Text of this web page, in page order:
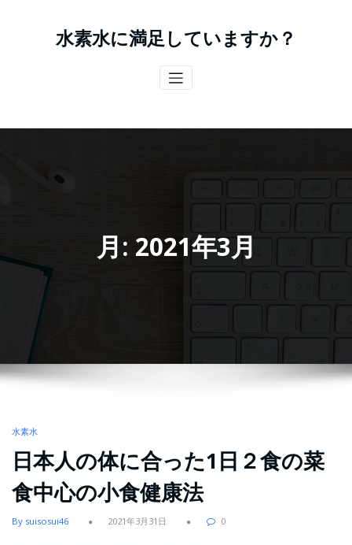
キ
水素水に満足していますか？
月: 2021年3月
水素水
日本人の体に合った1日２食の菜
食中心の小食健康法
By suisosui46 2021年3月31日 0